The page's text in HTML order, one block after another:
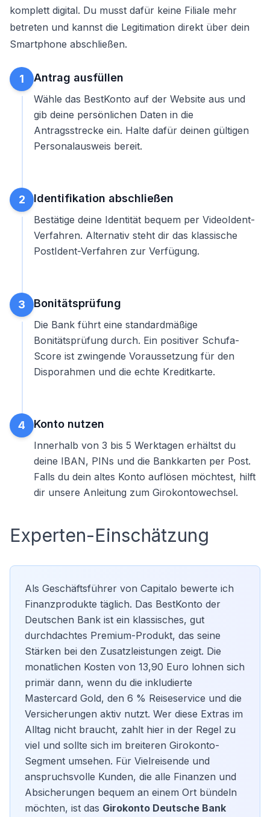
komplett digital. Du musst dafür keine Filiale mehr
betreten und kannst die Legitimation direkt über dein
Smartphone abschließen.
1 Antrag ausfüllen
Wähle das BestKonto auf der Website aus und
gib deine persönlichen Daten in die
Antragsstrecke ein. Halte dafür deinen gültigen
Personalausweis bereit.
2 Identifikation abschließen
Bestätige deine Identität bequem per VideoIdent-
Verfahren. Alternativ steht dir das klassische
PostIdent-Verfahren zur Verfügung.
3 Bonitätsprüfung
Die Bank führt eine standardmäßige
Bonitätsprüfung durch. Ein positiver Schufa-
Score ist zwingende Voraussetzung für den
Disporahmen und die echte Kreditkarte.
4 Konto nutzen
Innerhalb von 3 bis 5 Werktagen erhältst du
deine IBAN, PINs und die Bankkarten per Post.
Falls du dein altes Konto auflösen möchtest, hilft
dir unsere Anleitung zum Girokontowechsel.
Experten-Einschätzung
Als Geschäftsführer von Capitalo bewerte ich
Finanzprodukte täglich. Das BestKonto der
Deutschen Bank ist ein klassisches, gut
durchdachtes Premium-Produkt, das seine
Stärken bei den Zusatzleistungen zeigt. Die
monatlichen Kosten von 13,90 Euro lohnen sich
primär dann, wenn du die inkludierte
Mastercard Gold, den 6 % Reiseservice und die
Versicherungen aktiv nutzt. Wer diese Extras im
Alltag nicht braucht, zahlt hier in der Regel zu
viel und sollte sich im breiteren Girokonto-
Segment umsehen. Für Vielreisende und
anspruchsvolle Kunden, die alle Finanzen und
Absicherungen bequem an einem Ort bündeln
möchten, ist das Girokonto Deutsche Bank